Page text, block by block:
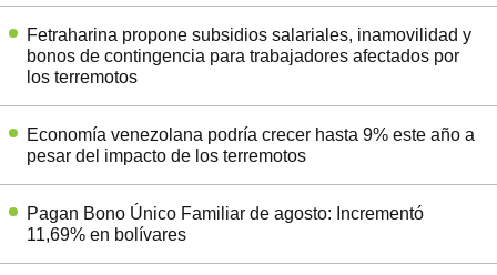
Fetraharina propone subsidios salariales, inamovilidad y
bonos de contingencia para trabajadores afectados por
los terremotos
Economía venezolana podría crecer hasta 9% este año a
pesar del impacto de los terremotos
Pagan Bono Único Familiar de agosto: Incrementó
11,69% en bolívares